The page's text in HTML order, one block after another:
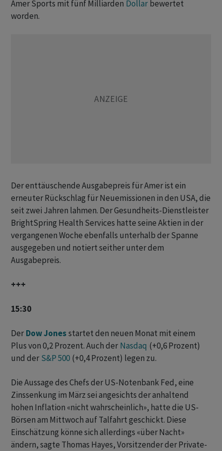
Amer Sports mit fünf Milliarden Dollar bewertet
worden.
Der enttäuschende Ausgabepreis für Amer ist ein
erneuter Rückschlag für Neuemissionen in den USA, die
seit zwei Jahren lahmen. Der Gesundheits-Dienstleister
BrightSpring Health Services hatte seine Aktien in der
vergangenen Woche ebenfalls unterhalb der Spanne
ausgegeben und notiert seither unter dem
Ausgabepreis.
+++
15:30
Der Dow Jonesstartet den neuen Monat mit einem
Plus von 0,2 Prozent. Auch der Nasdaq (+0,6 Prozent)
und der S&P 500 (+0,4 Prozent) legen zu.
Die Aussage des Chefs der US-Notenbank Fed, eine
Zinssenkung im März sei angesichts der anhaltend
hohen Inflation «nicht wahrscheinlich», hatte die US-
Börsen am Mittwoch auf Talfahrt geschickt. Diese
Einschätzung könne sich allerdings «über Nacht»
ändern, sagte Thomas Hayes, Vorsitzender der Private-